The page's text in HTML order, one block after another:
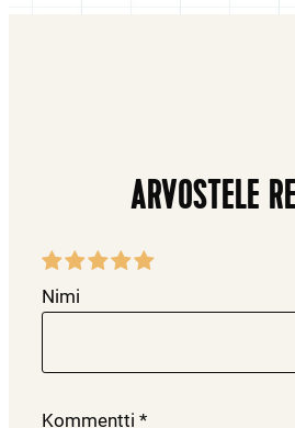
ARVOSTELE
Nimi
Kommentti *